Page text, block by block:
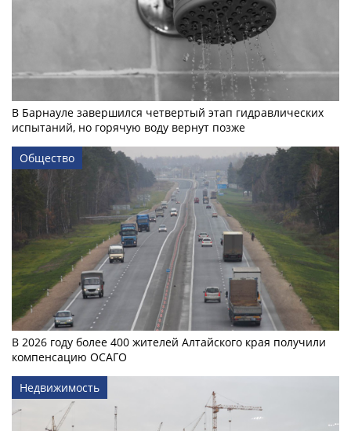
В Барнауле завершился четвертый этап гидравлических
испытаний, но горячую воду вернут позже
Общество
В 2026 году более 400 жителей Алтайского края получили
компенсацию ОСАГО
Недвижимость